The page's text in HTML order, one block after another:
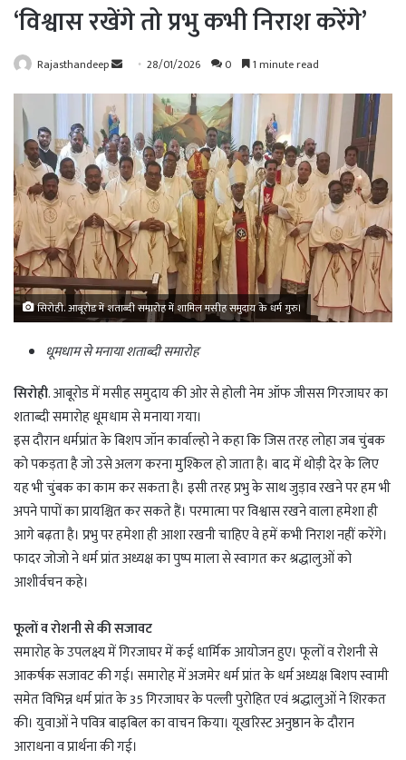
‘विश्वास रखेंगे तो प्रभु कभी निराश करेंगे’
Rajasthandeep
Send 28/01/2026 0 1 minute read
सिरोही. आबूरोड में शताब्दी समारोह में शामिल मसीह समुदाय के धर्म गुरु।
धूमधाम से मनाया शताब्दी समारोह
सिरोही. आबूरोड में मसीह समुदाय की ओर से होली नेम ऑफ जीसस गिरजाघर का
शताब्दी समारोह धूमधाम से मनाया गया।
इस दौरान धर्मप्रांत के बिशप जॉन कार्वाल्हो ने कहा कि जिस तरह लोहा जब चुंबक
को पकड़ता है जो उसे अलग करना मुश्किल हो जाता है। बाद में थोड़ी देर के लिए
यह भी चुंबक का काम कर सकता है। इसी तरह प्रभु के साथ जुड़ाव रखने पर हम भी
अपने पापों का प्रायश्चित कर सकते हैं। परमात्मा पर विश्वास रखने वाला हमेशा ही
आगे बढ़ता है। प्रभु पर हमेशा ही आशा रखनी चाहिए वे हमें कभी निराश नहीं करेंगे।
फादर जोजो ने धर्म प्रांत अध्यक्ष का पुष्प माला से स्वागत कर श्रद्धालुओं को
आशीर्वचन कहे।
फूलों व रोशनी से की सजावट
समारोह के उपलक्ष्य में गिरजाघर में कई धार्मिक आयोजन हुए। फूलों व रोशनी से
आकर्षक सजावट की गई। समारोह में अजमेर धर्म प्रांत के धर्म अध्यक्ष बिशप स्वामी
समेत विभिन्न धर्म प्रांत के 35 गिरजाघर के पल्ली पुरोहित एवं श्रद्धालुओं ने शिरकत
की। युवाओं ने पवित्र बाइबिल का वाचन किया। यूखरिस्ट अनुष्ठान के दौरान
आराधना व प्रार्थना की गई।